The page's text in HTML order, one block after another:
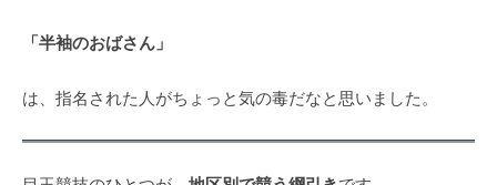
「半袖のおばさん」
は、指名された人がちょっと気の毒だなと思いました。